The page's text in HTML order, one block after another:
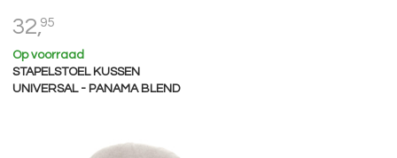
32,95
Op voorraad
STAPELSTOEL KUSSEN
UNIVERSAL - PANAMA BLEND